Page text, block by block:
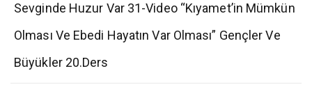
Sevginde Huzur Var 31-Video “Kıyamet’in Mümkün
Olması Ve Ebedi Hayatın Var Olması” Gençler Ve
Büyükler 20.Ders